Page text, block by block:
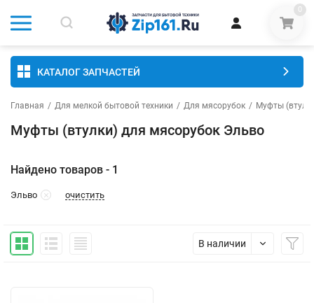
0
КАТАЛОГ ЗАПЧАСТЕЙ
Главная / Для мелкой бытовой техники / Для мясорубок / Муфты
Муфты (втулки) для мясорубок Эльво
Найдено товаров - 1
Эльво очистить
В наличии